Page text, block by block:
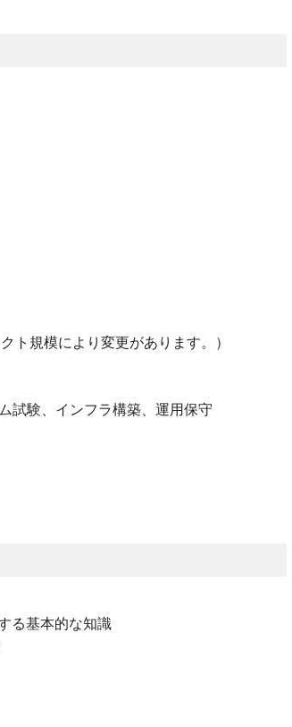
ト規模により変更があります。）
試験、インフラ構築、運用保守
る基本的な知識